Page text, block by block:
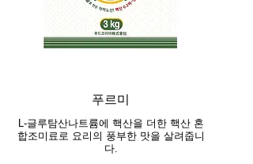
푸르미
L-글루탐산나트륨에 핵산을 더한 핵산 혼
합조미료로 요리의 풍부한 맛을 살려줍니
다.